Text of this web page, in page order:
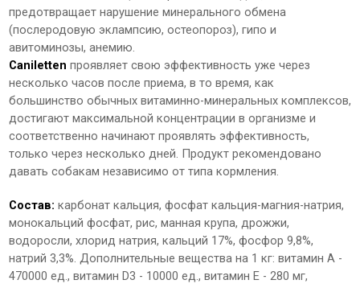
предотвращает нарушение минерального обмена
(послеродовую эклампсию, остеопороз), гипо и
авитоминозы, анемию.
Caniletten проявляет свою эффективность уже через
несколько часов после приема, в то время, как
большинство обычных витаминно-минеральных комплексов,
достигают максимальной концентрации в организме и
соответственно начинают проявлять эффективность,
только через несколько дней. Продукт рекомендовано
давать собакам независимо от типа кормления.
Состав: карбонат кальция, фосфат кальция-магния-натрия,
монокальций фосфат, рис, манная крупа, дрожжи,
водоросли, хлорид натрия, кальций 17%, фосфор 9,8%,
натрий 3,3%. Дополнительные вещества на 1 кг: витамин А -
470000 ед., витамин D3 - 10000 ед., витамин Е - 280 мг,